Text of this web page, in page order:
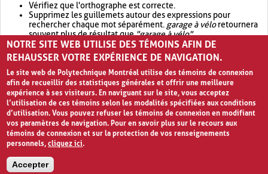
Vérifiez que l'orthographe est correcte.
Supprimez les guillemets autour des expressions pour
rechercher chaque mot séparément. garage à véloretournera
souvent plus de résultat que"garage à vélo".
Envisagez d'élargir votre recherche avec OR.garage OR vélo
retournera souvent plus de résultat quegarage à vélo
NOTRE SITE WEB UTILISE DES TÉMOINS AFIN DE
REHAUSSER VOTRE EXPÉRIENCE DE NAVIGATION.
Le site web de Polytechnique Montréal utilise des témoins de connexion
afin de recueillir des statistiques générales et offrir une meilleure
expérience à ses visiteurs. En naviguant sur le site, vous acceptez
l’utilisation de ces témoins selon les modalités spécifiées aux conditions
d’utilisation. Vous pouvez refuser les témoins de connexion en modifiant
vos paramètres de navigation. Pour en savoir plus sur le recours aux
témoins de connexion et sur la protection de vos renseignements
personnels,cliquez ici.
Accepter